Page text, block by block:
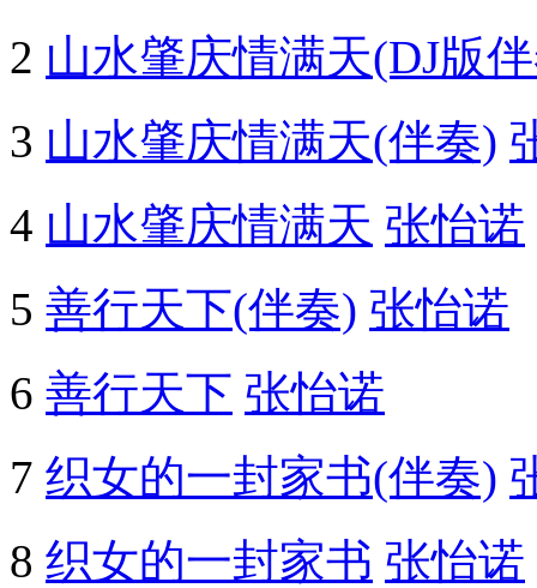
2 山水肇庆情满天(DJ版
3 山水肇庆情满天(伴奏)
4 山水肇庆情满天 张怡诺
5 善行天下(伴奏) 张怡诺
6 善行天下 张怡诺
7 织女的一封家书(伴奏)
8 织女的一封家书 张怡诺